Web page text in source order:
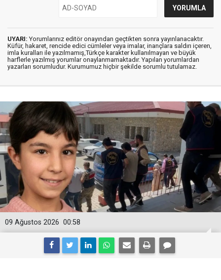
UYARI: Yorumlarınız editör onayından geçtikten sonra yayınlanacaktır.
Küfür, hakaret, rencide edici cümleler veya imalar, inançlara saldırı içeren,
imla kuralları ile yazılmamış,Türkçe karakter kullanılmayan ve büyük
harflerle yazılmış yorumlar onaylanmamaktadır. Yapılan yorumlardan
yazarları sorumludur. Kurumumuz hiçbir şekilde sorumlu tutulamaz.
00:58
09 Ağustos 2026